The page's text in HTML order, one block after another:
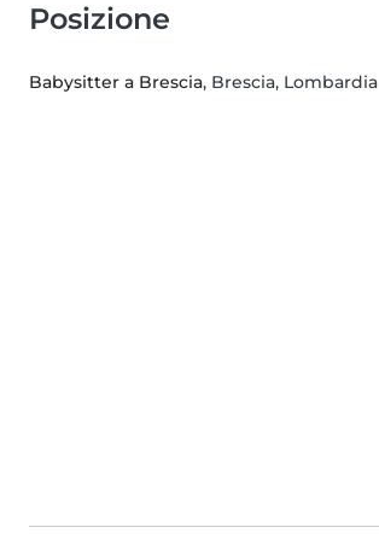
Posizione
Babysitter a Brescia, Brescia, Lombardia